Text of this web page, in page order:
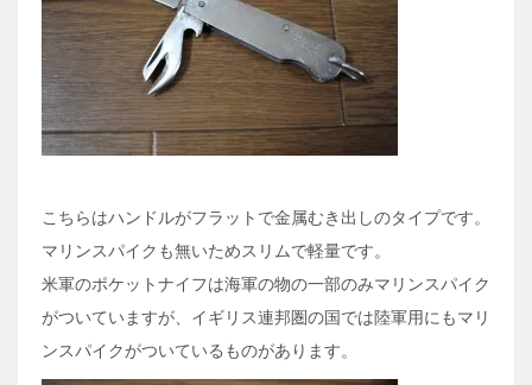
こちらはハンドルがフラットで金属むき出しのタイプです。
マリンスパイクも無いためスリムで軽量です。
米軍のポケットナイフは海軍の物の一部のみマリンスパイク
がついていますが、イギリス連邦圏の国では陸軍用にもマリ
ンスパイクがついているものがあります。